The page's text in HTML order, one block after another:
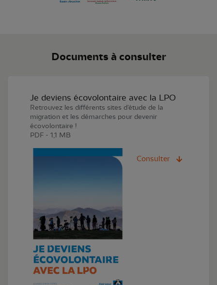
Documents à consulter
Je deviens écovolontaire avec la LPO
Retrouvez les différents sites d'étude de la
migration et les démarches pour devenir
écovolontaire !
PDF - 1,1 MB
Consulter